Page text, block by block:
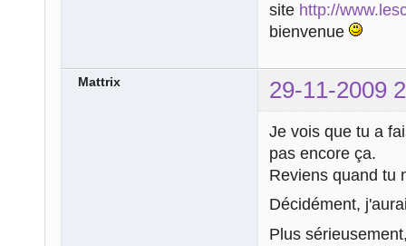
site http://
bienvenue
Mattrix 29-11-2009
Je vois que tu a
pas encore ça.
Reviens quand tu
Décidément,
Plus